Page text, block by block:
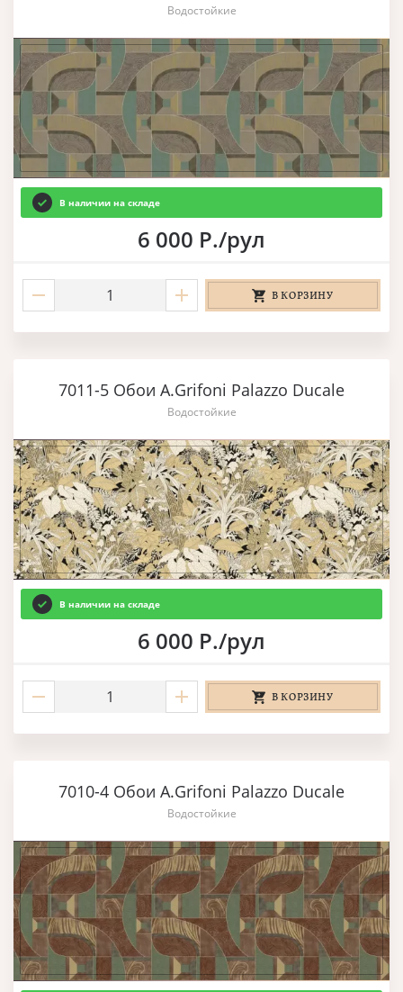
Водостойкие
В наличии на складе
6 000 Р./рул
В КОРЗИНУ
7011-5 Обои A.Grifoni Palazzo Ducale
Водостойкие
В наличии на складе
6 000 Р./рул
В КОРЗИНУ
7010-4 Обои A.Grifoni Palazzo Ducale
Водостойкие